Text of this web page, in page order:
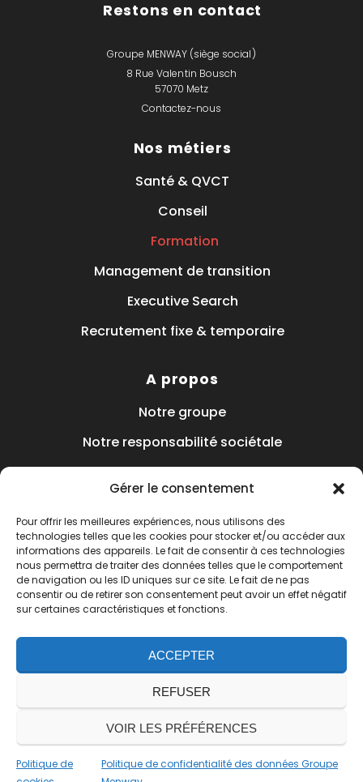
Gérer le consentement
Pour offrir les meilleures expériences, nous utilisons des
technologies telles que les cookies pour stocker et/ou accéder aux
informations des appareils. Le fait de consentir à ces technologies
nous permettra de traiter des données telles que le comportement
de navigation ou les ID uniques sur ce site. Le fait de ne pas
consentir ou de retirer son consentement peut avoir un effet négatif
sur certaines caractéristiques et fonctions.
ACCEPTER
REFUSER
VOIR LES PRÉFÉRENCES
Politique de
Politique de confidentialité des données Groupe
Restons en contact
Groupe MENWAY (siège social)
8 Rue Valentin Bousch
57070 Metz
Contactez-nous
Nos métiers
Santé & QVCT
Conseil
Formation
Management de transition
Executive Search
Recrutement fixe & temporaire
A propos
Notre groupe
Notre responsabilité sociétale
Nos Articles
Où sommes-nous ?
Contact
Mentions légales
Nous suivre